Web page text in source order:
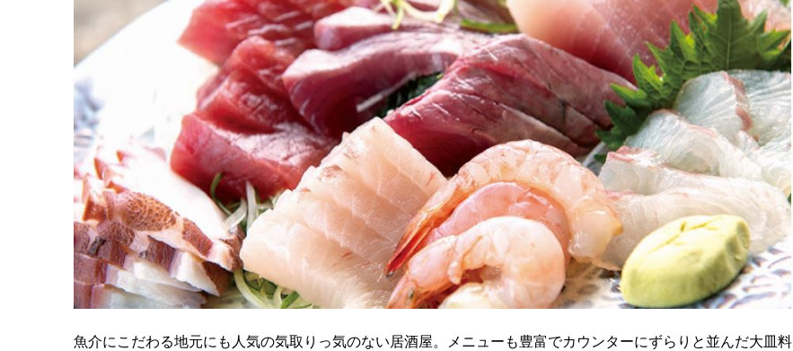
魚介にこだわる地元にも人気の気取りっ気のない居酒屋。メニューも豊富でカウンターにずらりと並んだ大皿料